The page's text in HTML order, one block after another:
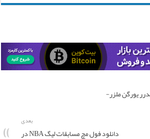
یورگن ملزر-
بعدی
دانلود فول مچ مسابقات لیگ NBA در